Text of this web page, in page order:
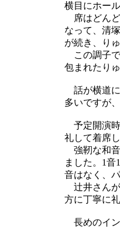
横目にホー
席はどんど
なって、清
が続き、り
この調子で
包まれたり
話が横道に
多いですが
予定開演時
礼して着席
強靭な和音
ました。1
音はなく、
辻井さん
方に丁寧に
長めのイン